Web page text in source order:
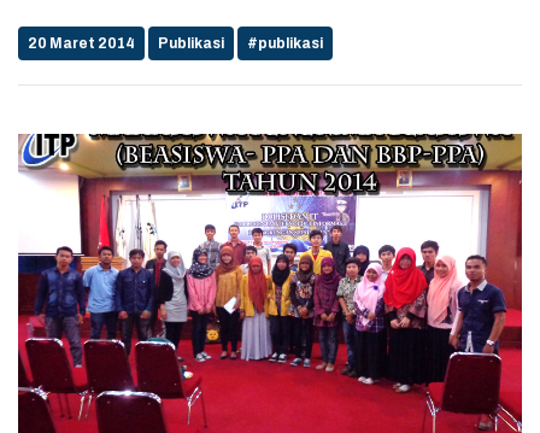
20 Maret 2014 Publikasi #publikasi